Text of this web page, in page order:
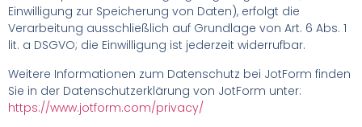
Einwilligung zur Speicherung von Daten), erfolgt die
Verarbeitung ausschließlich auf Grundlage von Art. 6 Abs. 1
lit. a DSGVO; die Einwilligung ist jederzeit widerrufbar.
Weitere Informationen zum Datenschutz bei JotForm finden
Sie in der Datenschutzerklärung von JotForm unter:
https://www.jotform.com/privacy/